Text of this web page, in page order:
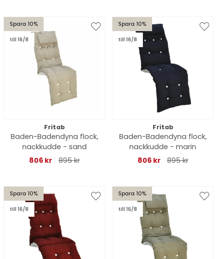
Spara 10%
till 16/8
Fritab
Baden-Badendyna flock,
nackkudde - sand
806 kr
895 kr
Spara 10%
till 16/8
Fritab
Baden-Badendyna flock,
nackkudde - marin
806 kr
895 kr
Spara 10%
till 16/8
Spara 10%
till 16/8